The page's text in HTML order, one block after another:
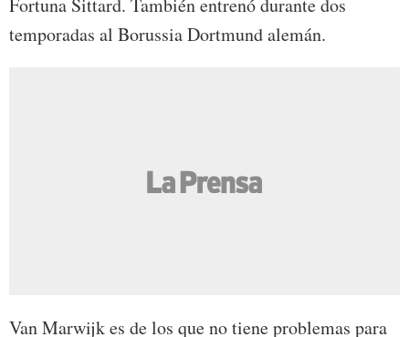
Fortuna Sittard. También entrenó durante dos
temporadas al Borussia Dortmund alemán.
Van Marwijk es de los que no tiene problemas para